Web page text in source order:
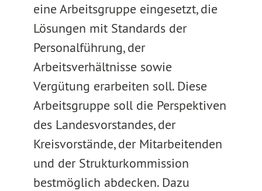
eine Arbeitsgruppe eingesetzt, die
Lösungen mit Standards der
Personalführung, der
Arbeitsverhältnisse sowie
Vergütung erarbeiten soll. Diese
Arbeitsgruppe soll die Perspektiven
des Landesvorstandes, der
Kreisvorstände, der Mitarbeitenden
und der Strukturkommission
bestmöglich abdecken. Dazu